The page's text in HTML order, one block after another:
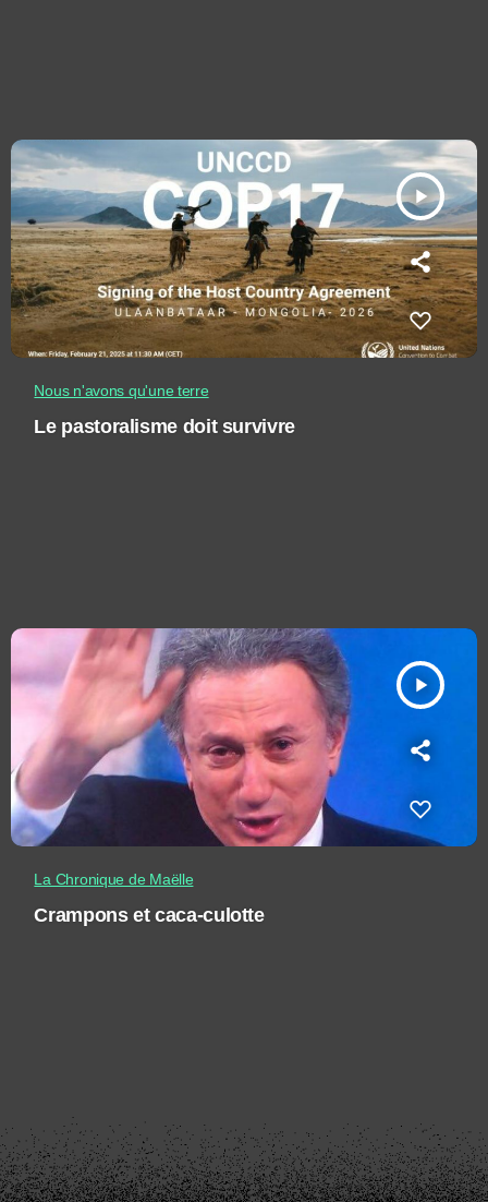
play_arrow
Nous n'avons qu'une terre
Le pastoralisme doit survivre
play_arrow
La Chronique de Maëlle
Crampons et caca-culotte